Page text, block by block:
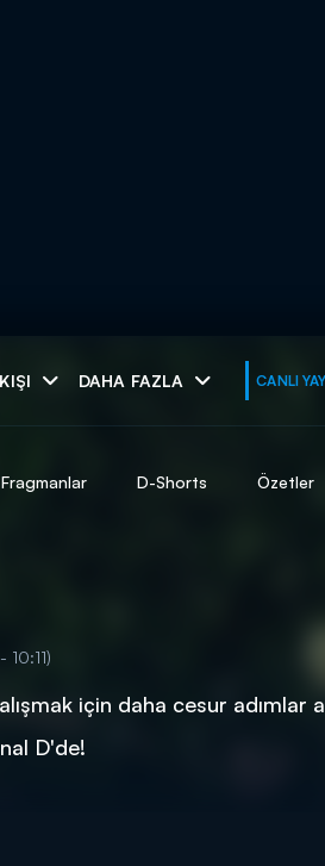
DAHA FAZLA CANLI
Fragmanlar D-Shorts Özetler
için daha cesur adımlar
D'de!